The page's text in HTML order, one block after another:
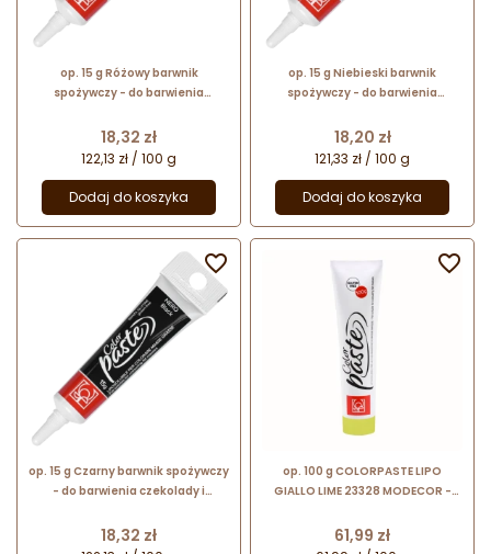
op. 15 g Różowy barwnik
spożywczy - do barwienia
cukierniczych - ColorPaste
Modecor - nr. kat. 23340
Cena
18,32 zł
122,13 zł / 100 g
Dodaj do koszyka
op. 15 g Niebieski barwnik
spożywczy - do barwienia
cukierniczych - ColorPaste
Modecor - nr. kat. 23337
Cena
18,20 zł
121,33 zł / 100 g
Dodaj do koszyka
op. 15 g Czarny barwnik spożywczy
- do barwienia czekolady i
ColorPaste Modecor - nr. kat.
23338
Cena
18,32 zł

op. 100 g COLORPASTE LIPO
GIALLO LIME 23328 MODECOR -
tłuszczu roślinnego - do
barwienia czekolady
Cena
61,99 zł
